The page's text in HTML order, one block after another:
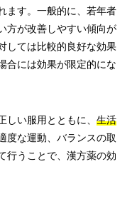
ます。一般的に、若年者
方が改善しやすい傾向が
しては比較的良好な効果
合には効果が限定的にな
い服用とともに、 生活
度な運動、バランスの取
行うことで、漢方薬の効